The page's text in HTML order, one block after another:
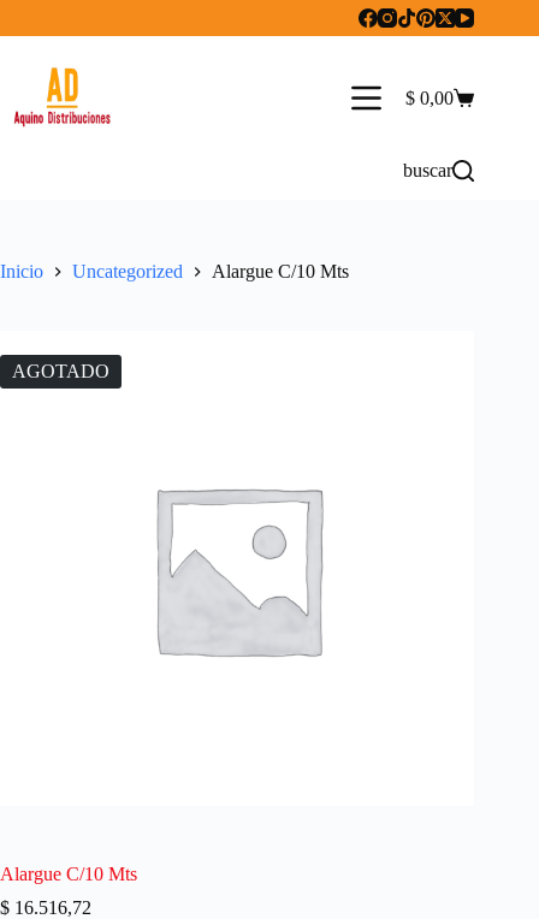
Carro
$ 0,00
buscar
Inicio Uncategorized Alargue C/10 Mts
AGOTADO
Alargue C/10 Mts
$ 16.516,72